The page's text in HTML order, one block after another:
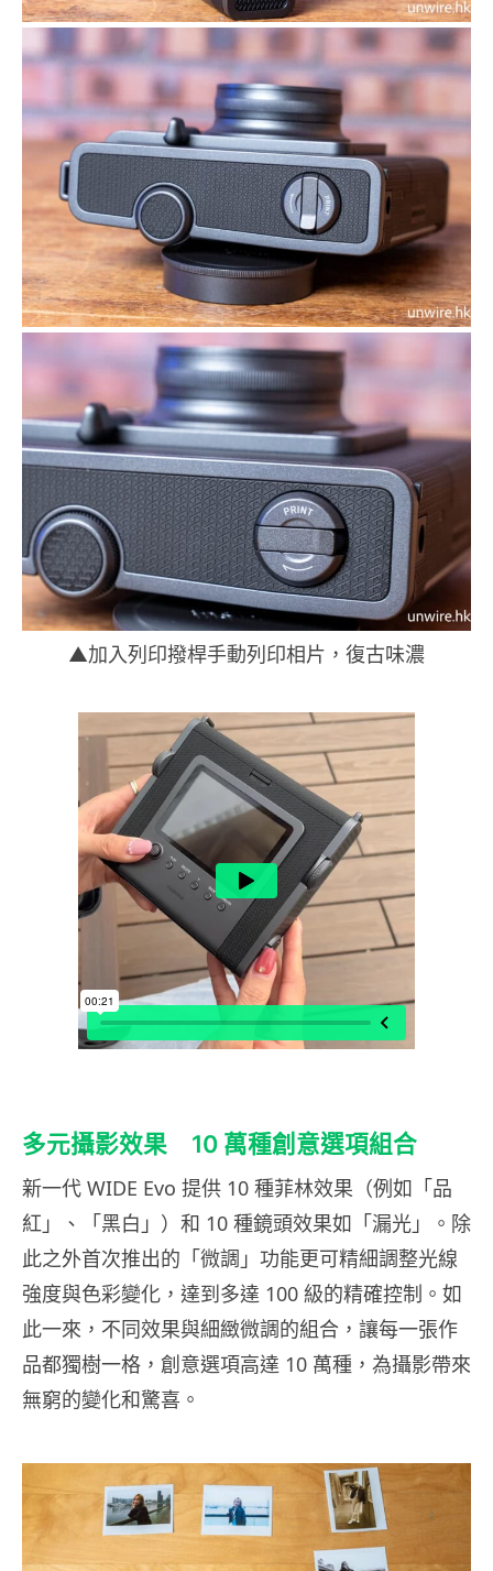
▲加入列印撥桿手動列印相片，復古味濃
多元攝影效果 10 萬種創意選項組合
新一代 WIDE Evo 提供 10 種菲林效果（例如「品
紅」、「黑白」）和 10 種鏡頭效果如「漏光」。除
此之外首次推出的「微調」功能更可精細調整光線
強度與色彩變化，達到多達 100 級的精確控制。如
此一來，不同效果與細緻微調的組合，讓每一張作
品都獨樹一格，創意選項高達 10 萬種，為攝影帶來
無窮的變化和驚喜。